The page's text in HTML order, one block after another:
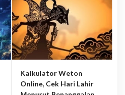
Kalkulator Weton
Online, Cek Hari Lahir